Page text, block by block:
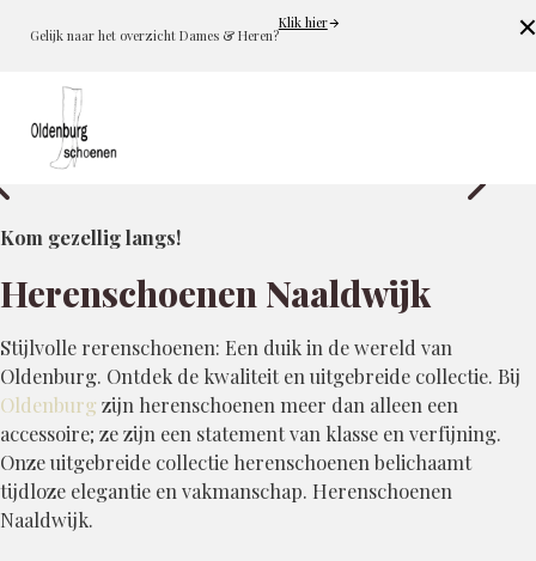
Gelijk naar het overzicht Dames & Heren?
Klik hier
Kom gezellig langs!
Herenschoenen Naaldwijk
Stijlvolle rerenschoenen: Een duik in de wereld van
Oldenburg. Ontdek de kwaliteit en uitgebreide collectie. Bij
Oldenburg zijn herenschoenen meer dan alleen een
accessoire; ze zijn een statement van klasse en verfijning.
Onze uitgebreide collectie herenschoenen belichaamt
tijdloze elegantie en vakmanschap. Herenschoenen
Naaldwijk.